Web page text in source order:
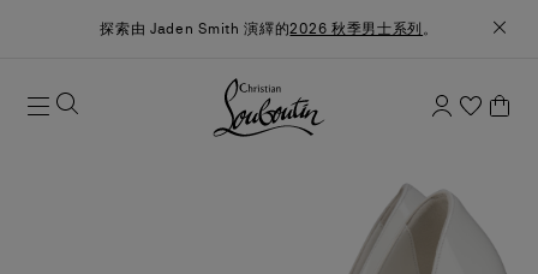
探索由 Jaden Smith 演繹的2026 秋季男士系列 。